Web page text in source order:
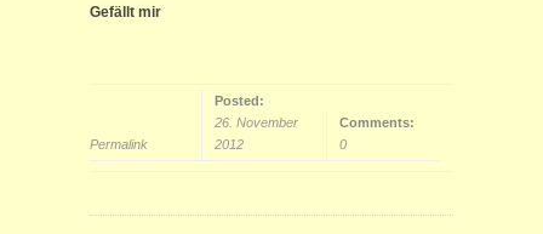
Gefällt mir
Permalink
Posted:
26. November
2012
Comments:
0